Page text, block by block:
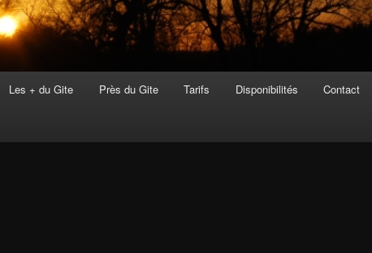
Les + du Gite Près du Gite Tarifs Disponibilités Contact